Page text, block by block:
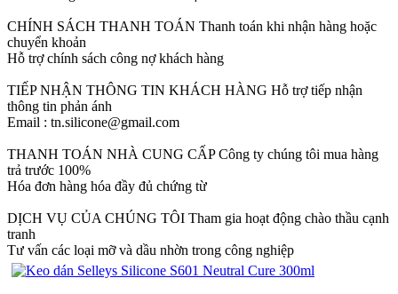
CHÍNH SÁCH THANH TOÁN Thanh toán khi nhận hàng hoặc
chuyển khoản
Hỗ trợ chính sách công nợ khách hàng
TIẾP NHẬN THÔNG TIN KHÁCH HÀNG Hỗ trợ tiếp nhận
thông tin phản ánh
Email : tn.silicone@gmail.com
THANH TOÁN NHÀ CUNG CẤP Công ty chúng tôi mua hàng
trả trước 100%
Hóa đơn hàng hóa đầy đủ chứng từ
DỊCH VỤ CỦA CHÚNG TÔI Tham gia hoạt động chào thầu cạnh
tranh
Tư vấn các loại mỡ và dầu nhờn trong công nghiệp